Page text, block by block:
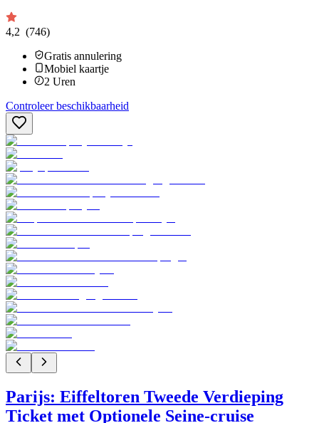
4,2 (746)
Gratis annulering
Mobiel kaartje
2 Uren
Controleer beschikbaarheid
Parijs: Eiffeltoren Tweede Verdieping
Ticket met Optionele Seine-cruise